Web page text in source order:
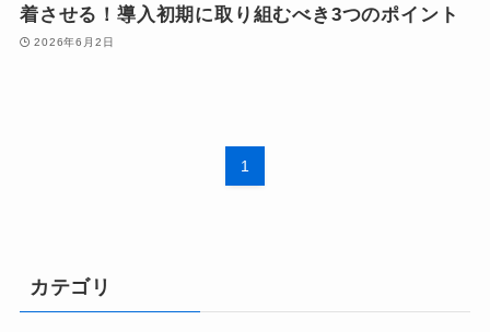
着させる！導入初期に取り組むべき3つのポイント
2026年6月2日
1
カテゴリ